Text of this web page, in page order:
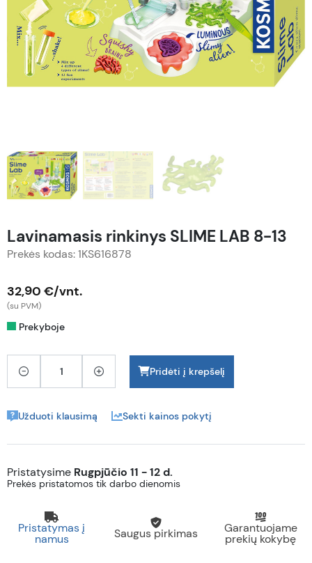
Lavinamasis rinkinys SLIME LAB 8-13
Prekės kodas: 1KS616878
32,90 €/vnt.
(su PVM)
Prekyboje
Pridėti į krepšelį
Užduoti klausimą Sekti kainos pokytį
Pristatysime Rugpjūčio 11 - 12 d.
Prekės pristatomos tik darbo dienomis
Pristatymas į
namus Saugus pirkimas Garantuojame
prekių kokybę